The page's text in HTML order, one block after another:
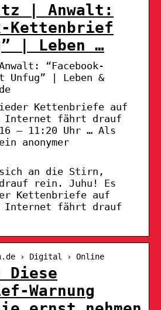
| Anwalt:
Kettenbrief
| Leben …
“Facebook-
| Leben &
Kettenbriefe auf
Internet fährt drauf
– 11:20 Uhr … Als
anonymer
sich an die Stirn,
rein. Juhu! Es
Kettenbriefe auf
Internet fährt drauf
› Digital › Online
Diese
Warnung